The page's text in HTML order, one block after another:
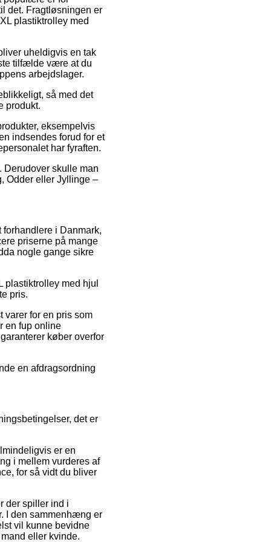
det. Fragtløsningen er
plastiktrolley med
uheldigvis en tak
tilfælde være at du
arbejdslager.
så med det
produkt.
eksempelvis
indsendes forud for et
har fyraften.
Derudover skulle man
Odder eller Jyllinge –
i Danmark,
priserne på mange
nogle gange sikre
med hjul
pris.
varer for en pris som
en fup online
køber overfor
en afdragsordning
det er
er en
i mellem vurderes af
for så vidt du bliver
der spiller ind i
I den sammenhæng er
vil kunne bevidne
eller kvinde.